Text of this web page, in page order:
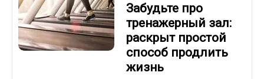
Забудьте про
тренажерный зал:
раскрыт простой
способ продлить
жизнь